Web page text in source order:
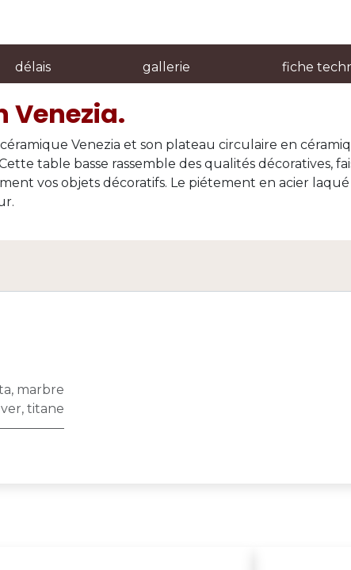
délais gallerie fiche
Venezia.
Venezia et son plateau circulaire en
table basse rassemble des qualités décoratives,
vos objets décoratifs. Le piétement en acier
, marbre
, titane